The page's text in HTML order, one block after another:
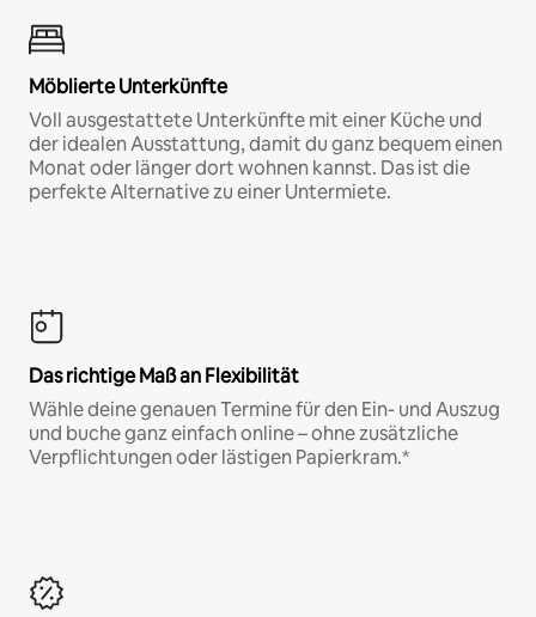
Möblierte Unterkünfte
Voll ausgestattete Unterkünfte mit einer Küche und
der idealen Ausstattung, damit du ganz bequem einen
Monat oder länger dort wohnen kannst. Das ist die
perfekte Alternative zu einer Untermiete.
Das richtige Maß an Flexibilität
Wähle deine genauen Termine für den Ein- und Auszug
und buche ganz einfach online – ohne zusätzliche
Verpflichtungen oder lästigen Papierkram.*